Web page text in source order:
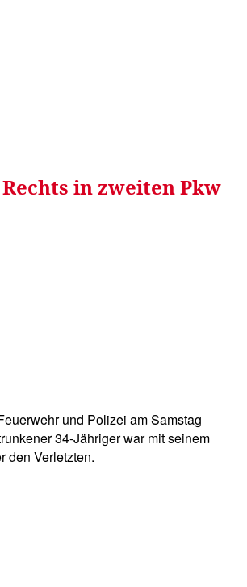
in zweiten Pkw
und Polizei am Samstag
34-Jähriger war mit seinem
den Verletzten.